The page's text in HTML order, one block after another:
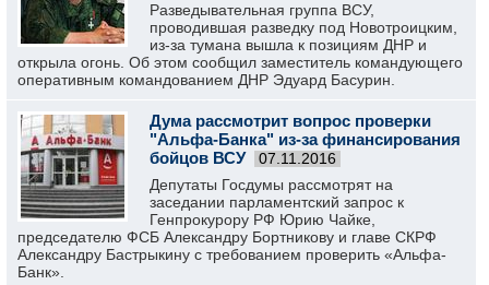
Разведывательная группа ВСУ,
проводившая разведку под Новотроицким,
из-за тумана вышла к позициям ДНР и
открыла огонь. Об этом сообщил заместитель командующего
оперативным командованием ДНР Эдуард Басурин.
Дума рассмотрит вопрос проверки
"Альфа-Банка" из-за финансирования
бойцов ВСУ
07.11.2016
Депутаты Госдумы рассмотрят на
заседании парламентский запрос к
Генпрокурору РФ Юрию Чайке,
председателю ФСБ Александру Бортникову и главе СКРФ
Александру Бастрыкину с требованием проверить «Альфа-
Банк».